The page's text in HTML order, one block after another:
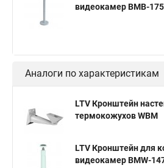
видеокамер BMB-175
Аналоги по характеристикам
LTV Кронштейн
термокожухов WBM
LTV Кронштейн для
видеокамер BMW-